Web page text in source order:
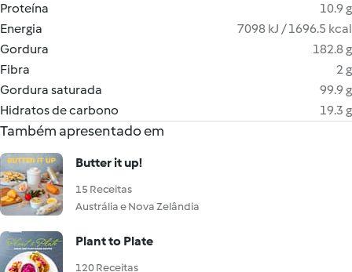
Proteína
10.9 g
Energia
7098 kJ / 1696.5 kcal
Gordura
182.8 g
Fibra
2 g
Gordura saturada
99.9 g
Hidratos de carbono
19.3 g
Também apresentado em
Butter it up!
15 Receitas
Austrália e Nova Zelândia
Plant to Plate
120 Receitas